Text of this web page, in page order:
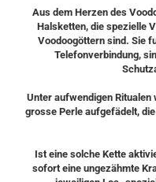
Aus dem Herzen des
Halsketten, die spezielle
Voodoogöttern sind. Sie
Telefonverbindung,
Unter aufwendigen Ritualen
grosse Perle aufgefädelt,
Ist eine solche Kette
sofort eine ungezähmte